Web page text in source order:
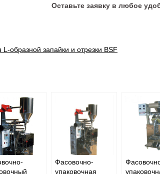
Оставьте заявку в любое
образной запайки и отрезки BSF
Фасовочно-
упаковочная